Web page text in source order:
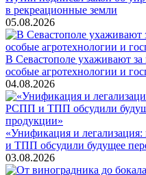
в рекреационные земли
05.08.2026
В Севастополе ухаживают
особые агротехнологии и
04.08.2026
«Унификация и
и ТПП обсудили будущее
03.08.2026